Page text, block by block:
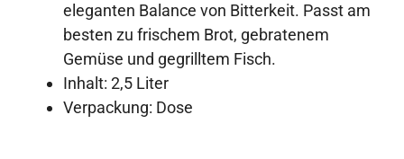
eleganten Balance von Bitterkeit. Passt am
besten zu frischem Brot, gebratenem
Gemüse und gegrilltem Fisch.
Inhalt: 2,5 Liter
Verpackung: Dose